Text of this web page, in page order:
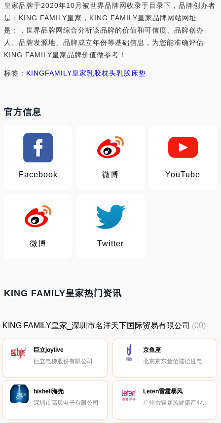
皇家品牌于2020年10月被世界品牌网收录于目录下，品牌创办者
是：KING FAMILY皇家，KING FAMILY皇家品牌网站网址
是：，世界品牌网综合分析该品牌的价值和可信度、品牌创办
人、品牌发源地、品牌成立年份等基础信息，为您能准确评估
KING FAMILY皇家品牌价值做参考！
标签： KINGFAMILY皇家乳胶枕头乳胶床垫
官方信息
Facebook 微博 YouTube
微博 Twitter
KING FAMILY皇家热门资讯
KING FAMILY皇家_深圳市名洋天下国际贸易有限公司 (00)
巨立joylive
巨立电梯股份有限公司
京鱼座
hishell海壳
深圳市高贝电子有限公司
Leten雷霆暴风
广州雷霆暴风健康产业科技有限公司